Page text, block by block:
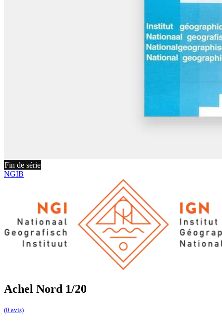
Fin de série
NGIB
Achel Nord 1/20
(0 avis)